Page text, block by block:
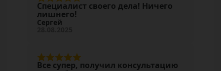
Специалист своего дела! Ничего
лишнего!
Сергей
28.08.2025
Все супер, получил консультацию